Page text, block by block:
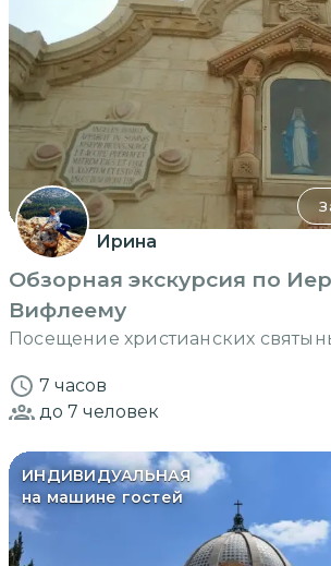
Ирина
Обзорная экскурсия по
Вифлеему
Посещение христианских
7 часов
до 7 человек
ИНДИВИДУАЛЬНАЯ
на машине гостей